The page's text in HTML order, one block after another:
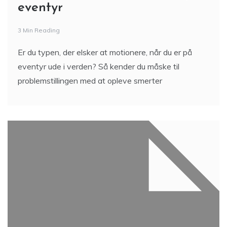
eventyr
3 Min Reading
Er du typen, der elsker at motionere, når du er på
eventyr ude i verden? Så kender du måske til
problemstillingen med at opleve smerter